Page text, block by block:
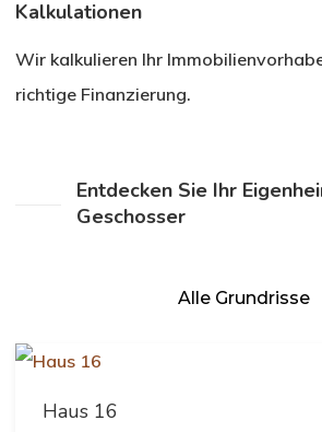
Kalkulationen
Wir kalkulieren Ihr
richtige Finanzierung.
Entdecken Sie Ihr
Geschosser
Alle Grundrisse
Haus 16